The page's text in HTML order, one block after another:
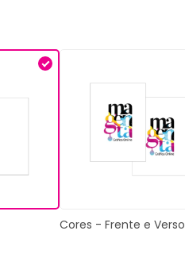
Cores - Frente e Verso